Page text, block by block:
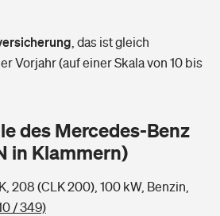
Versicherer finden
das ist gleich
Vorjahr (auf einer Skala von 10 bis
des Mercedes-Benz
in Klammern)
208 (CLK 200), 100 kW, Benzin,
/ 349)